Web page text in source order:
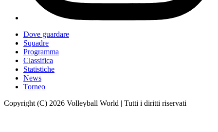
Dove guardare
Squadre
Programma
Classifica
Statistiche
News
Torneo
Copyright (C) 2026 Volleyball World | Tutti i diritti riservati